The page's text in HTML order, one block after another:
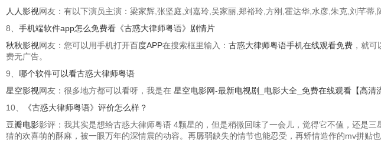
人人影视网友：有以下演员主演：梁家辉,张坚庭,刘嘉玲,吴家丽,郑裕玲,方刚,霍达华,水彦,朱克,刘芊蒂,
8、 手机端软件app怎么免费看《古惑大律师粤语》剧情片
秋秋影视网友：您可以用手机打开百度APP在搜索框里输入： 古惑大律师粤语手机在线观看免费 ，就
费无广告。
9、 哪个软件可以看古惑大律师粤语
星空影视网友：很多地方都可以看呀，我是在 星空电影网-最新电视剧_电影大全_免费在线观看【高清
10、
《古惑大律师粤语》评价怎么样？
豆瓣电影影评：我其实是想给古惑大律师粤语 4颗星的，但是稍微回味了一会儿，觉得它不值，还是
猜的欢喜萌的酥麻，被一眼万年的深情震的动容。再孱弱缺失的情节也能忍受，再矫情造作的mv拼贴